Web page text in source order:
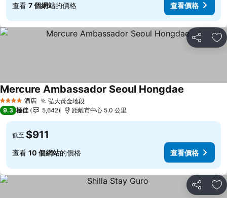
查看 7 個網站的價格 查看價格
分享 放
4 星級 酒店 弘大黃金地段
Mercure Ambassador Seoul Hongdae
9.3 極佳 5,642 距離市中心 5.0 公里
低至 $911
查看 10 個網站的價格 查看價格
分享 放